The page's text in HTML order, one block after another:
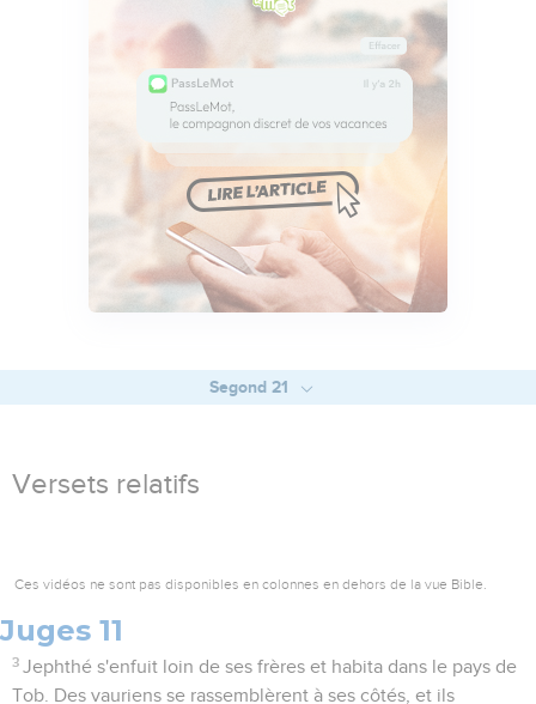
Segond 21
Versets relatifs
Ces vidéos ne sont pas disponibles en colonnes en dehors de la vue Bible.
Juges 11
3 Jephthé s'enfuit loin de ses frères et habita dans le pays de
Tob. Des vauriens se rassemblèrent à ses côtés, et ils